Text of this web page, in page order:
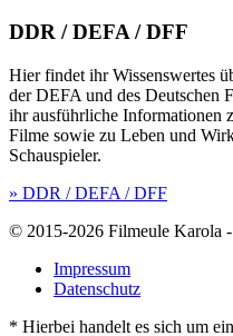
DDR / DEFA / DFF
Hier findet ihr Wissenswertes
der DEFA und des Deutschen
ihr ausführliche Informationen
Filme sowie zu Leben und
Schauspieler.
» DDR / DEFA / DFF
© 2015-2026 Filmeule Karola -
Impressum
Datenschutz
* Hierbei handelt es sich um